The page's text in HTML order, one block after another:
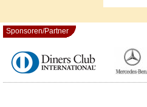
Sponsoren/Partner